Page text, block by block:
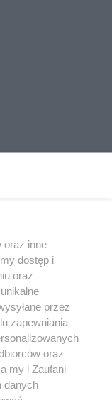
powielany i
jakikolwiek sposób (w
polu
w
użycie lub
prawa,
kary i może być
oraz inne
dostęp i
oraz
przez
zapewniania
oraz
my i Zaufani
danych